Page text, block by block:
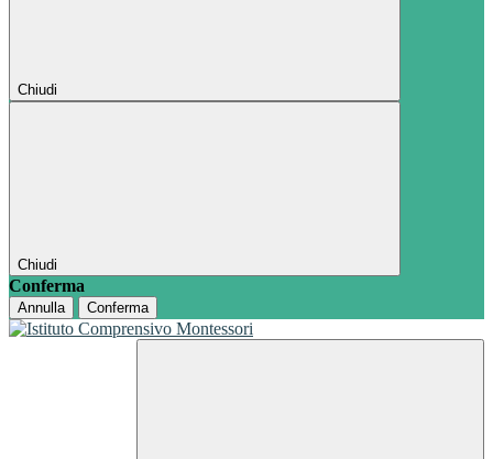
Chiudi
Chiudi
Conferma
Annulla Conferma